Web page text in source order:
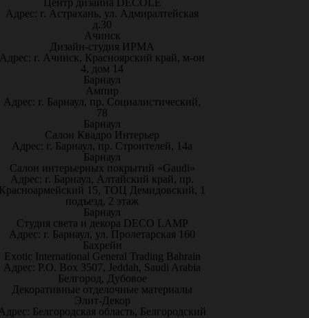
Центр дизайна DECOLE
Адрес: г. Астрахань, ул. Адмиралтейская
д.30
Ачинск
Дизайн-студия ИРМА
Адрес: г. Ачинск, Красноярский край, м-он
4, дом 14
Барнаул
Ампир
Адрес: г. Барнаул, пр. Социалистический,
78
Барнаул
Салон Квадро Интерьер
Адрес: г. Барнаул, пр. Строителей, 14а
Барнаул
Салон интерьерных покрытий «Gaudi»
Адрес: г. Барнаул, Алтайский край, пр.
15, ТОЦ Демидовский, 1
подъезд, 2 этаж
Барнаул
Студия света и декора DECO LAMP
Адрес: г. Барнаул, ул. Пролетарская 160
Бахрейн
Exotic International General Trading Bahrain
Адрес: P.O. Box 3507, Jeddah, Saudi Arabia
Белгород, Дубовое
Декоративные отделочные материалы
Элит-Декор
Белгородская область, Белгородский